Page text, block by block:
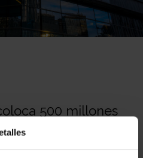
500 millones